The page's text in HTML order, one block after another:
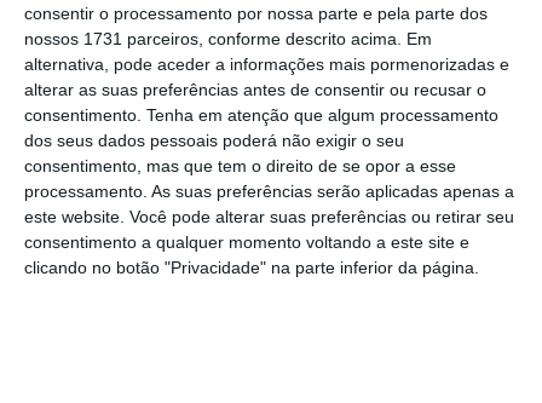
consentir o processamento por nossa parte e pela parte dos
nossos 1731 parceiros, conforme descrito acima. Em
alternativa, pode aceder a informações mais pormenorizadas e
alterar as suas preferências antes de consentir ou recusar o
consentimento. Tenha em atenção que algum processamento
dos seus dados pessoais poderá não exigir o seu
consentimento, mas que tem o direito de se opor a esse
processamento. As suas preferências serão aplicadas apenas a
este website. Você pode alterar suas preferências ou retirar seu
consentimento a qualquer momento voltando a este site e
clicando no botão "Privacidade" na parte inferior da página.
seu valor”.
Matos Fernandes, que falava aos jornalistas à
margem da cerimónia de tomada de posse do
novo conselho de administração da
Sociedade de Transportes Coletivos do Porto
(STCP), destacou também que adiminuição
dos custos de transporte “para aqueles que
são os clientes mais habituais” permite